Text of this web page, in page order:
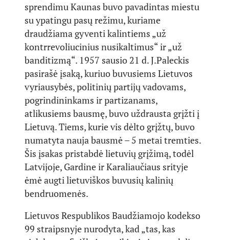
sprendimu Kaunas buvo pavadintas miestu
su ypatingu pasų režimu, kuriame
draudžiama gyventi kalintiems „už
kontrrevoliucinius nusikaltimus“ ir „už
banditizmą“. 1957 sausio 21 d. J.Paleckis
pasirašė įsaką, kuriuo buvusiems Lietuvos
vyriausybės, politinių partijų vadovams,
pogrindininkams ir partizanams,
atlikusiems bausmę, buvo uždrausta grįžti į
Lietuvą. Tiems, kurie vis dėlto grįžtų, buvo
numatyta nauja bausmė – 5 metai tremties.
Šis įsakas pristabdė lietuvių grįžimą, todėl
Latvijoje, Gardine ir Karaliaučiaus srityje
ėmė augti lietuviškos buvusių kalinių
bendruomenės.
Lietuvos Respublikos Baudžiamojo kodekso
99 straipsnyje nurodyta, kad „tas, kas